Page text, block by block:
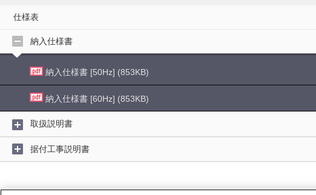
仕様表
納入仕様書
納入仕様書 [50Hz] (853KB)
納入仕様書 [60Hz] (853KB)
取扱説明書
据付工事説明書